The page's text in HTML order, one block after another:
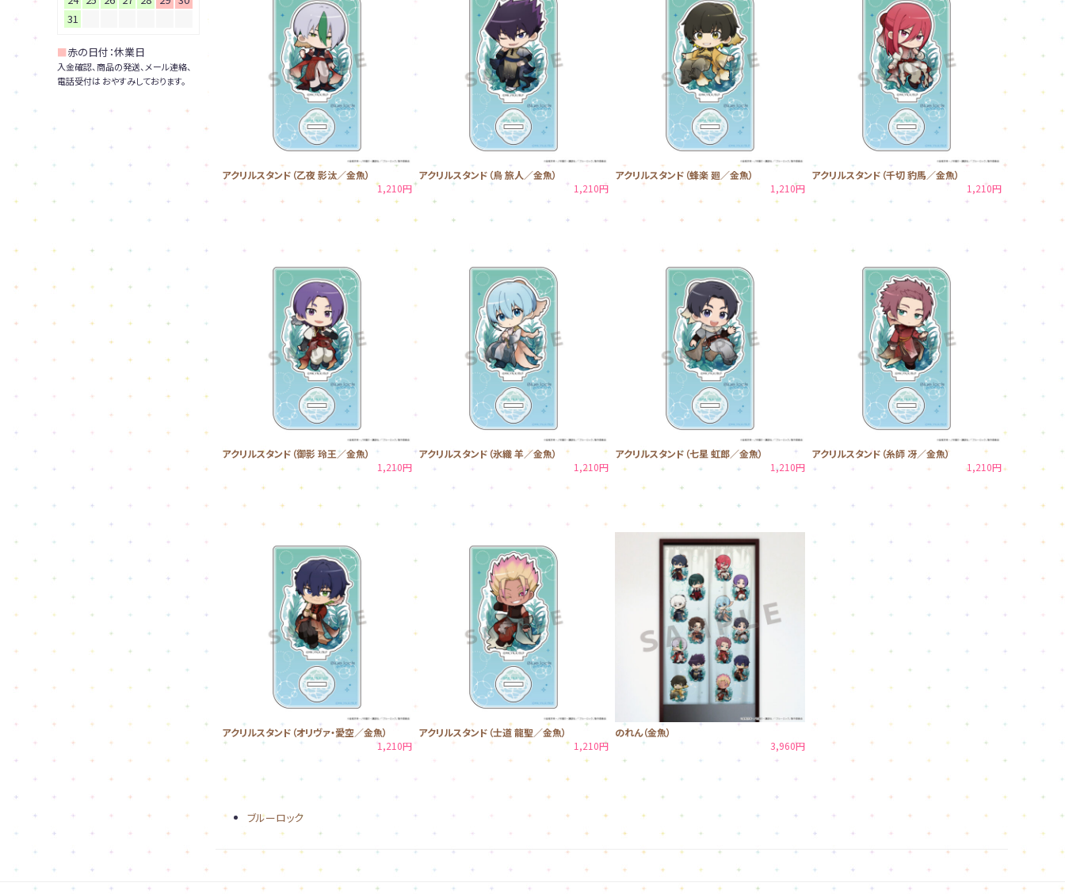
アクリルスタンド（乙夜 影汰／金魚）
1,210円
アクリルスタンド（烏 旅人／金魚）
1,210円
アクリルスタンド（蜂楽 廻／金魚）
1,210円
アクリルスタンド（千切 豹馬／金魚）
1,210円
アクリルスタンド（御影 玲王／金魚）
1,210円
アクリルスタンド（氷織 羊／金魚）
1,210円
アクリルスタンド（七星 虹郎／金魚）
1,210円
アクリルスタンド（糸師 冴／金魚）
1,210円
アクリルスタンド（オリヴァ・愛空／金魚）
1,210円
アクリルスタンド（士道 龍聖／金魚）
1,210円
のれん（金魚）
3,960円
ブルーロック
31
■赤の日付：休業日
入金確認、商品の発送、メール連絡、
電話受付は おやすみしております。